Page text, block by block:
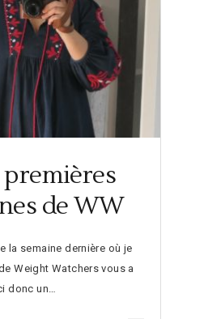
premières
de WW
la semaine dernière où je
Weight Watchers vous a
donc un…